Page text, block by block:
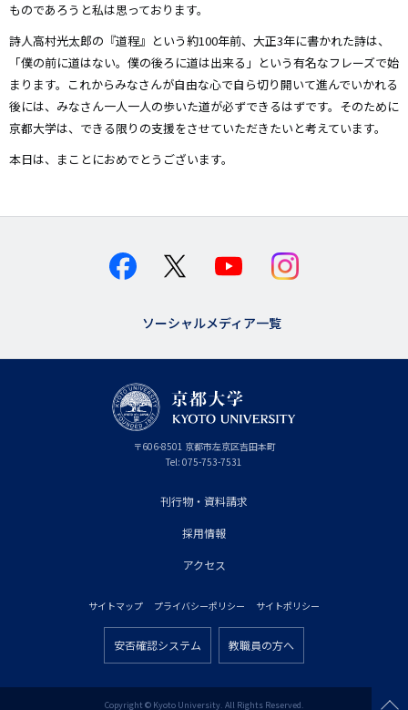
ものであろうと私は思っております。
詩人高村光太郎の『道程』という約100年前、大正3年に書かれた詩は、
「僕の前に道はない。僕の後ろに道は出来る」という有名なフレーズで始
まります。これからみなさんが自由な心で自ら切り開いて進んでいかれる
後には、みなさん一人一人の歩いた道が必ずできるはずです。そのために
京都大学は、できる限りの支援をさせていただきたいと考えています。
本日は、まことにおめでとうございます。
ソーシャルメディア一覧
〒606-8501 京
都
府
京都市左京区吉田本町
Tel: 075-753-7531
刊行物・資料請求
採用情報
アクセス
タ
サイトマップ プライバシーポリシー サイトポリシー
ッ
安否確認システム 教職員の方へ
Copyright © Kyoto University. All Rights Reserved.